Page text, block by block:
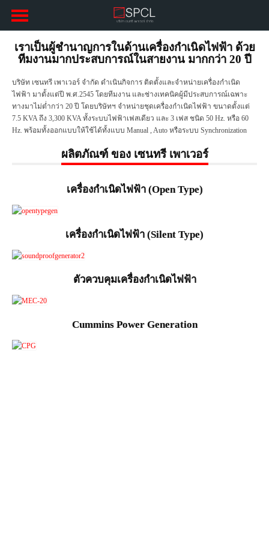
จำหน่ายเครื่องกำเนิดไฟฟ้าคุณภาพ
ใช้น้ำมันดีเซล เป็นเชื้อเพลิง พร้อมทั้งอะไหล่และการบริการหลังการขาย
เราเป็นผู้ชำนาญการในด้านเครื่องกำเนิดไฟฟ้า ด้วย
ทีมงานมากประสบการณ์ในสายงาน มากกว่า 20 ปี
บริษัท เซนทรี เพาเวอร์ จำกัด ดำเนินกิจการ ติดตั้งและจำหน่ายเครื่องกำเนิด
ไฟฟ้า มาตั้งแต่ปี พ.ศ.2545 โดยทีมงาน และช่างเทคนิคผู้มีประสบการณ์เฉพาะ
ทางมาไม่ต่ำกว่า 20 ปี โดยบริษัทฯ จำหน่ายชุดเครื่องกำเนิดไฟฟ้า ขนาดตั้งแต่
7.5 KVA ถึง 3,300 KVA ทั้งระบบไฟฟ้าเฟสเดียว และ 3 เฟส ชนิด 50 Hz. หรือ 60
Hz. พร้อมทั้งออกแบบให้ใช้ได้ทั้งแบบ Manual , Auto หรือระบบ Synchronization
ผลิตภัณฑ์ ของ เซนทรี เพาเวอร์
เครื่องกำเนิดไฟฟ้า (Open Type)
เครื่องกำเนิดไฟฟ้า (Silent Type)
ตัวควบคุมเครื่องกำเนิดไฟฟ้า
Cummins Power Generation